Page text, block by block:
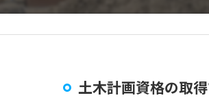
土木計画資格の取